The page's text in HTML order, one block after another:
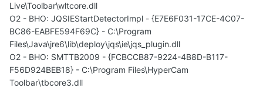
Live\Toolbar\wltcore.dll
O2 - BHO: JQSIEStartDetectorImpl - {E7E6F031-17CE-4C07-
BC86-EABFE594F69C} - C:\Program
Files\Java\jre6\lib\deploy\jqs\ie\jqs_plugin.dll
O2 - BHO: SMTTB2009 - {FCBCCB87-9224-4B8D-B117-
F56D924BEB18} - C:\Program Files\HyperCam
Toolbar\tbcore3.dll